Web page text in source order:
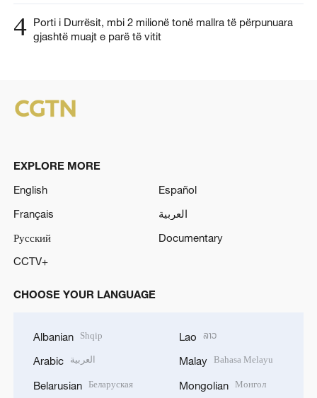
4 Porti i Durrësit, mbi 2 milionë tonë mallra të përpunuara
gjashtë muajt e parë të vitit
EXPLORE MORE
English
Español
Français
العربية
Русский
Documentary
CCTV+
CHOOSE YOUR LANGUAGE
Albanian Shqip
Arabic العربية
Belarusian Беларуская
Lao ລາວ
Malay Bahasa Melayu
Mongolian Монгол